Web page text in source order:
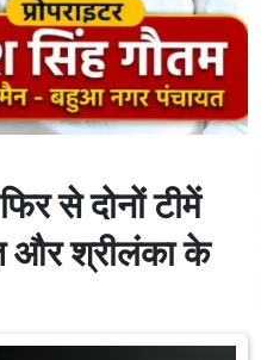
से दोनों टीमें
और श्रीलंका के